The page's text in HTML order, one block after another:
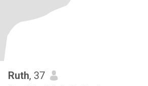
Ruth, 37